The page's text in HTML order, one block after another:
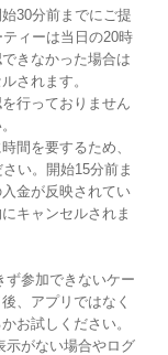
30分前までにご提
ィーは当日の20時
きなかった場合は
されます。
行っておりません
間を要するため、
い。開始15分前ま
金が反映されてい
キャンセルされま
ず参加できないケー
、アプリではなく
お試しください。
示がない場合やログ